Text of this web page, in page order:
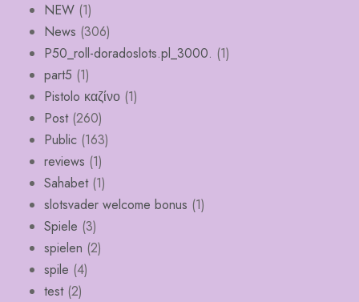
NEW (1)
News (306)
P50_roll-doradoslots.pl_3000. (1)
part5 (1)
Pistolo καζίνο (1)
Post(260)
Public (163)
reviews (1)
Sahabet(1)
slotsvader welcome bonus (1)
Spiele (3)
spielen (2)
spile (4)
test(2)